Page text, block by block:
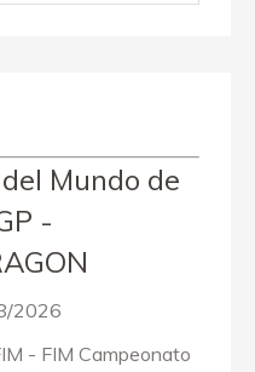
Mundo de
-
2026
- FIM Campeonato